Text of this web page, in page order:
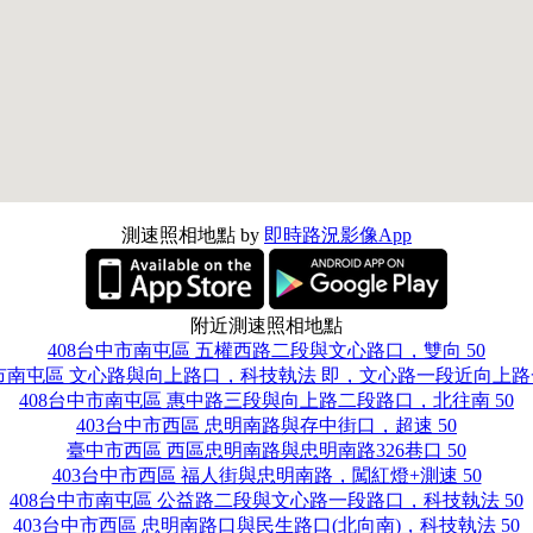
測速照相地點 by 即時路況影像App
附近測速照相地點
408台中市南屯區 五權西路二段與文心路口，雙向 50
南屯區 文心路與向上路口，科技執法 即，文心路一段近向上
408台中市南屯區 惠中路三段與向上路二段路口，北往南 50
403台中市西區 忠明南路與存中街口，超速 50
臺中市西區 西區忠明南路與忠明南路326巷口 50
403台中市西區 福人街與忠明南路，闖紅燈+測速 50
408台中市南屯區 公益路二段與文心路一段路口，科技執法 50
403台中市西區 忠明南路口與民生路口(北向南)，科技執法 50